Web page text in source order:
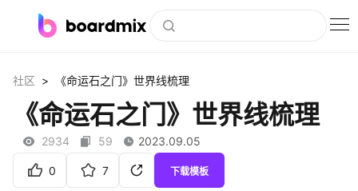
社区资源
下载
社区 > 《命运石之门》世界线梳理
《命运石之门》世界线梳理
2934 59 2023.09.05
0 7 下载模板